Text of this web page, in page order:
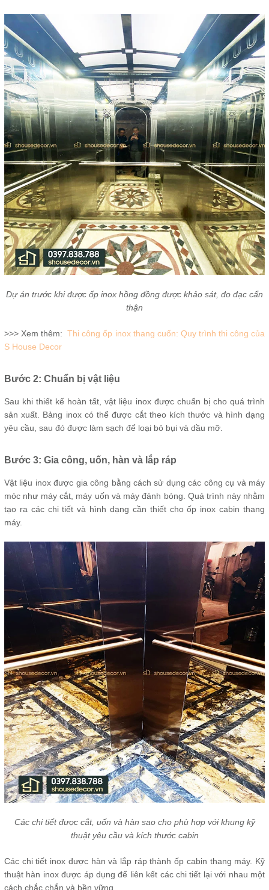
Dự án trước khi được ốp inox hồng đồng được khảo sát, đo đạc cẩn
thận
>>> Xem thêm: Thi công ốp inox thang cuốn: Quy trình thi công của
S House Decor
Bước 2: Chuẩn bị vật liệu
Sau khi thiết kế hoàn tất, vật liệu inox được chuẩn bị cho quá trình
sản xuất. Bảng inox có thể được cắt theo kích thước và hình dạng
yêu cầu, sau đó được làm sạch để loại bỏ bụi và dầu mỡ.
Bước 3: Gia công, uốn, hàn và lắp ráp
Vật liệu inox được gia công bằng cách sử dụng các công cụ và máy
móc như máy cắt, máy uốn và máy đánh bóng. Quá trình này nhằm
tạo ra các chi tiết và hình dạng cần thiết cho ốp inox cabin thang
máy.
Các chi tiết được cắt, uốn và hàn sao cho phù hợp với khung kỹ
thuật yêu cầu và kích thước cabin
Các chi tiết inox được hàn và lắp ráp thành ốp cabin thang máy. Kỹ
thuật hàn inox được áp dụng để liên kết các chi tiết lại với nhau một
cách chắc chắn và bền vững.